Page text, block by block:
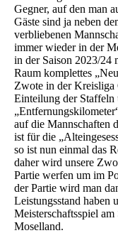
Gegner, auf den man
Gäste sind ja neben
verbliebenen
immer wieder in der
in der Saison 2023/24
Raum komplettes
Zwote in der Kreisliga
Einteilung der Staffeln
auf die Mannschaften
ist für die
so ist nun einmal das
daher wird unsere
Partie werfen um im
der Partie wird man
Leistungsstand haben
Meisterschaftsspiel
Moselland.